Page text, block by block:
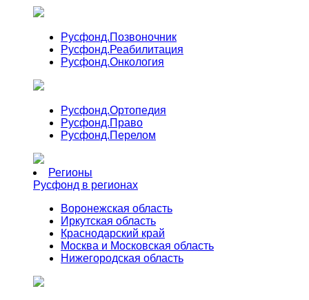
Русфонд.Позвоночник
Русфонд.Реабилитация
Русфонд.Онкология
Русфонд.Ортопедия
Русфонд.Право
Русфонд.Перелом
Регионы
Русфонд в регионах
Воронежская область
Иркутская область
Краснодарский край
Москва и Московская область
Нижегородская область